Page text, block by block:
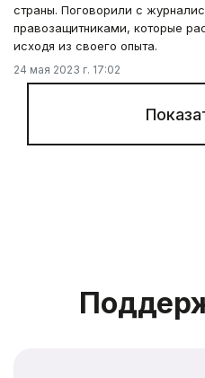
страны. Поговорили с
правозащитниками, которые
исходя из своего опыта.
24 мая 2023 г. 17:02